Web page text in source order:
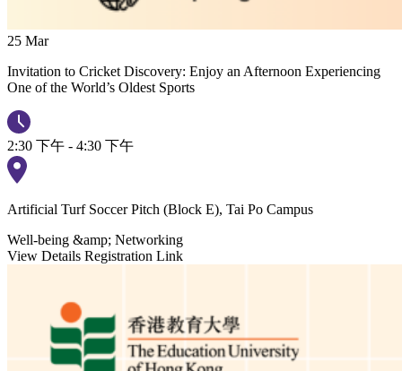
25 Mar
Invitation to Cricket Discovery: Enjoy an Afternoon Experiencing
One of the World’s Oldest Sports
2:30 下午 - 4:30 下午
Artificial Turf Soccer Pitch (Block E), Tai Po Campus
Well-being &amp; Networking
View Details Registration Link